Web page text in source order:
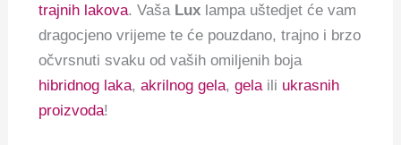
trajnih lakova. Vaša Lux lampa uštedjet će vam
dragocjeno vrijeme te će pouzdano, trajno i brzo
očvrsnuti svaku od vaših omiljenih boja
hibridnog laka,akrilnog gela,gela ili ukrasnih
proizvoda!